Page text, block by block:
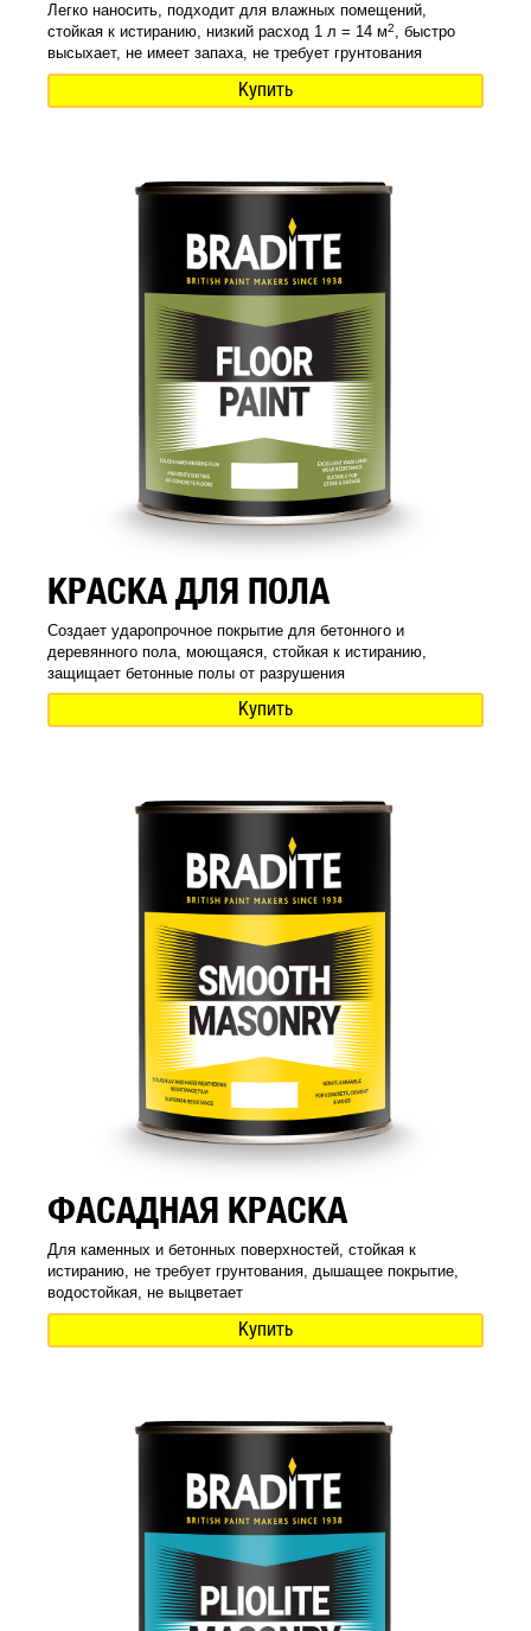
Легко наносить, подходит для влажных помещений,
стойкая к истиранию, низкий расход 1 л = 14 м2, быстро
высыхает, не имеет запаха, не требует грунтования
Купить
КРАСКА ДЛЯ ПОЛА
Создает ударопрочное покрытие для бетонного и
деревянного пола, моющаяся, стойкая к истиранию,
защищает бетонные полы от разрушения
Купить
ФАСАДНАЯ КРАСКА
Для каменных и бетонных поверхностей, стойкая к
истиранию, не требует грунтования, дышащее покрытие,
водостойкая, не выцветает
Купить